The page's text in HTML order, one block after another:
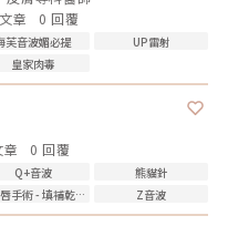
章 0 回覆
芙音波媚必提
UP雷射
皇家肉毒
章 0 回覆
Q+音波
熊貓針
大陰唇手術 - 填補乾扁皺摺 Z音波